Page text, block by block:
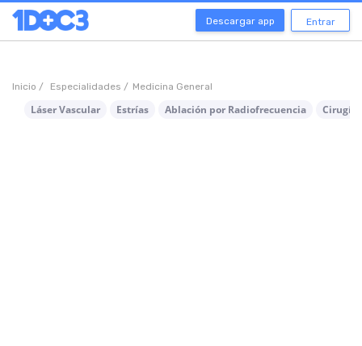
Descargar app Entrar
Inicio / Especialidades / Medicina General
Láser Vascular Estrías Ablación por Radiofrecuencia Cirugía